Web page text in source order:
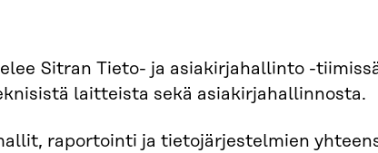
Sitran Tieto- ja asiakirjahallinto -
laitteista sekä asiakirjahallinnosta.
raportointi ja tietojärjestelmien